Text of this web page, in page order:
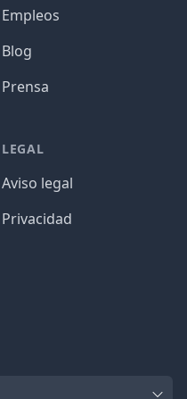
Empleos
Blog
Prensa
LEGAL
Aviso legal
Privacidad